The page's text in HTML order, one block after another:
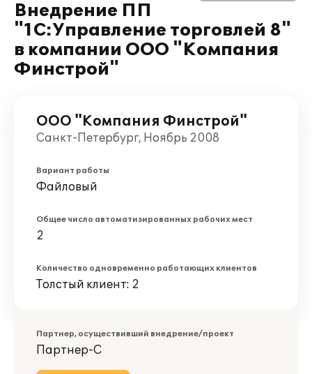
Внедрение ПП
"1С:Управление торговлей 8"
в компании ООО "Компания
Финстрой"
ООО "Компания Финстрой"
Санкт-Петербург, Ноябрь 2008
Вариант работы
Файловый
Общее число автоматизированных рабочих мест
2
Количество одновременно работающих клиентов
Толстый клиент: 2
Партнер, осуществивший внедрение/проект
Партнер-С